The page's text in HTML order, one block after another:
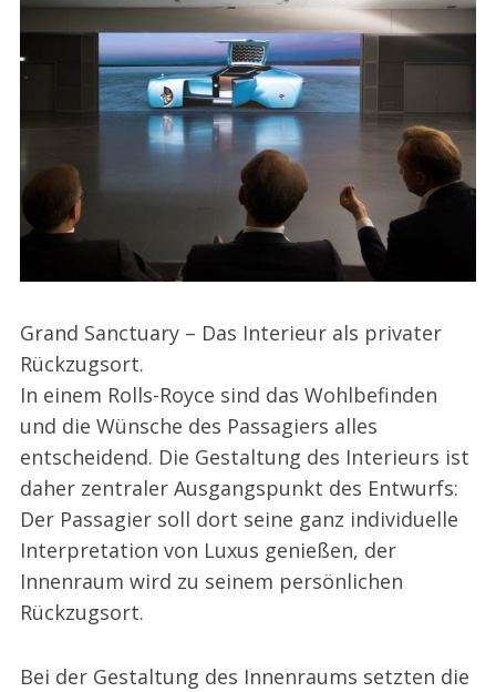
Grand Sanctuary – Das Interieur als privater
Rückzugsort.
In einem Rolls-Royce sind das Wohlbefinden
und die Wünsche des Passagiers alles
entscheidend. Die Gestaltung des Interieurs ist
daher zentraler Ausgangspunkt des Entwurfs:
Der Passagier soll dort seine ganz individuelle
Interpretation von Luxus genießen, der
Innenraum wird zu seinem persönlichen
Rückzugsort.
Bei der Gestaltung des Innenraums setzten die